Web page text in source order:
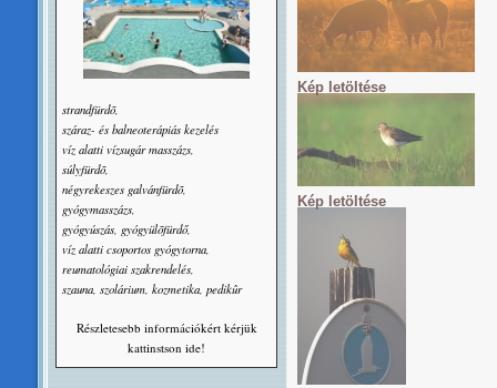
Kép letöltése
Kép letöltése
strandfürdõ,
száraz- és balneoterápiás kezelés
víz alatti vízsugár masszázs,
súlyfürdõ,
négyrekeszes galvánfürdõ,
gyógymasszázs,
gyógyúszás, gyógyülõfürdő,
víz alatti csoportos gyógytorna,
reumatológiai szakrendelés,
szauna, szolárium, kozmetika, pedikûr
Részletesebb információkért kérjük
kattinstson ide!